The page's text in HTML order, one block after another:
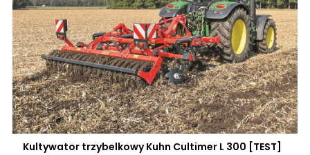
Kultywator trzybelkowy Kuhn Cultimer L 300 [TEST]